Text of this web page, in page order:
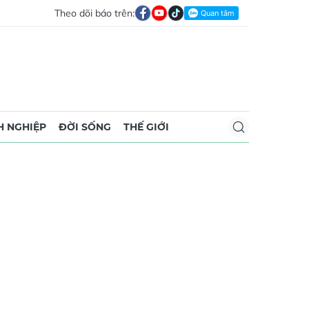
Theo dõi báo trên:
NGHIỆP ĐỜI SỐNG THẾ GIỚI